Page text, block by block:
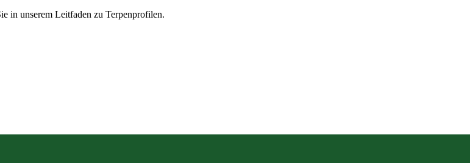
in unserem Leitfaden zu Terpenprofilen.